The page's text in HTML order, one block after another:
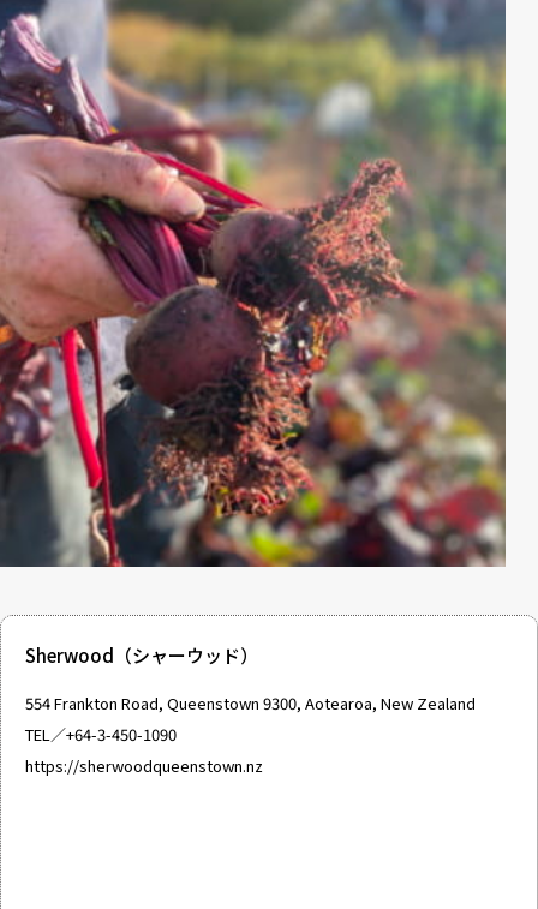
Sherwood（シャーウッド）
554 Frankton Road, Queenstown 9300, Aotearoa, New Zealand
TEL／+64-3-450-1090
https://sherwoodqueenstown.nz